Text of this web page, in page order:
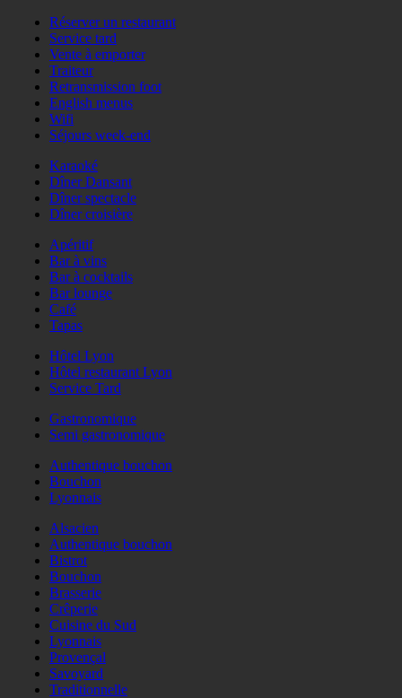
Réserver un restaurant
Service tard
Vente à emporter
Traiteur
Retransmission foot
English menus
Wifi
Séjours week-end
Karaoké
Dîner Dansant
Dîner spectacle
Dîner croisière
Apéritif
Bar à vins
Bar à cocktails
Bar lounge
Café
Tapas
Hôtel Lyon
Hôtel restaurant Lyon
Service Tard
Gastronomique
Semi gastronomique
Authentique bouchon
Bouchon
Lyonnais
Alsacien
Authentique bouchon
Bistrot
Bouchon
Brasserie
Crêperie
Cuisine du Sud
Lyonnais
Provençal
Savoyard
Traditionnelle